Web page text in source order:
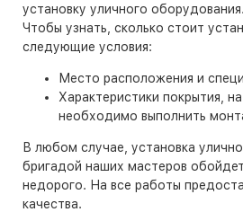
установку уличного оборудования.
Чтобы узнать, сколько стоит
следующие условия:
Место расположения и
Характеристики покрытия,
необходимо выполнить
В любом случае, установка
бригадой наших мастеров
недорого. На все работы
качества.